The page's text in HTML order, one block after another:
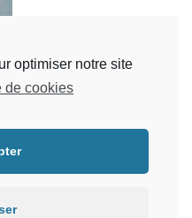
optimiser notre site
de cookies